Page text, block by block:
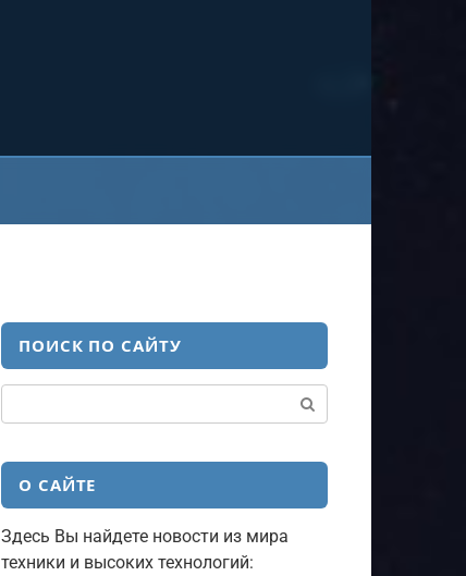
ПОИСК ПО САЙТУ
О САЙТЕ
Здесь Вы найдете новости из мира
техники и высоких технологий: